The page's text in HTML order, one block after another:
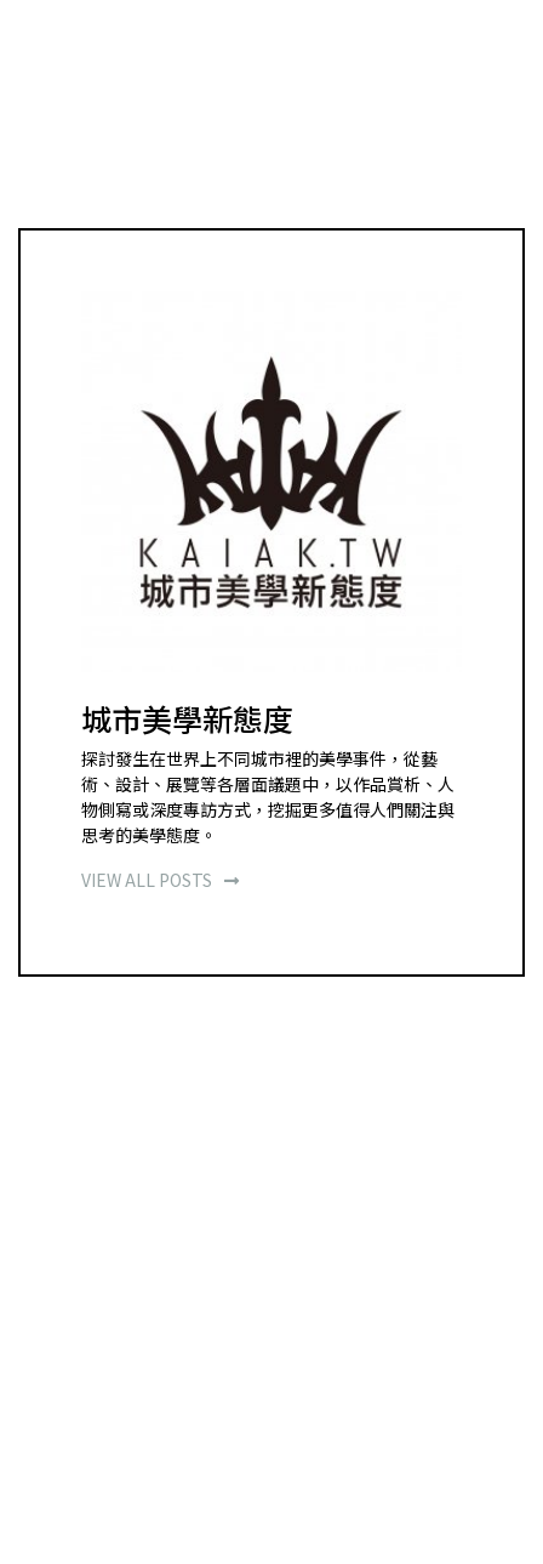
城市美學新態度
探討發生在世界上不同城市裡的美學事件，從藝
術、設計、展覽等各層面議題中，以作品賞析、人
物側寫或深度專訪方式，挖掘更多值得人們關注與
思考的美學態度。
VIEW ALL POSTS